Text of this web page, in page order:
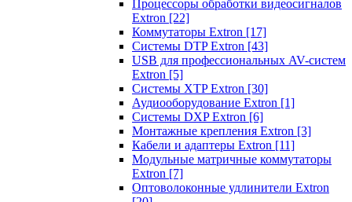
Процессоры обработки видеосигналов
Extron [22]
Коммутаторы Extron [17]
Системы DTP Extron [43]
USB для профессиональных AV-систем
Extron [5]
Системы XTP Extron [30]
Аудиооборудование Extron [1]
Системы DXP Extron [6]
Монтажные крепления Extron [3]
Кабели и адаптеры Extron [11]
Модульные матричные коммутаторы
Extron [7]
Оптоволоконные удлинители Extron